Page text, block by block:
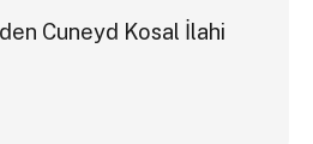
Cuneyd Kosal İlahi